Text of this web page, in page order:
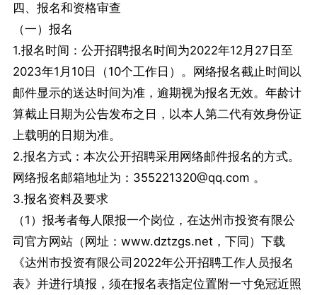
四、报名和资格审查
（一）报名
1.报名时间：公开招聘报名时间为2022年12月27日至
2023年1月10日（10个工作日）。网络报名截止时间以
邮件显示的送达时间为准，逾期视为报名无效。年龄计
算截止日期为公告发布之日，以本人第二代有效身份证
上载明的日期为准。
2.报名方式：本次公开招聘采用网络邮件报名的方式。
网络报名邮箱地址为：355221320@qq.com 。
3.报名资料及要求
（1）报考者每人限报一个岗位，在达州市投资有限公
司官方网站（网址：www.dztzgs.net，下同）下载
《达州市投资有限公司2022年公开招聘工作人员报名
表》并进行填报，须在报名表指定位置附一寸免冠近照